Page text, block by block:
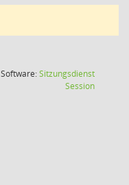
Software:Sitzungsdienst
Session(Wird in